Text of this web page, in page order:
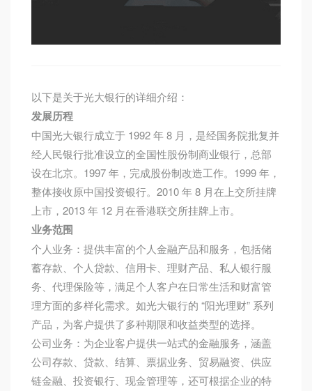
以下是关于光大银行的详细介绍：
发展历程
中国光大银行成立于 1992 年 8 月，是经国务院批复并
经人民银行批准设立的全国性股份制商业银行，总部
设在北京。1997 年，完成股份制改造工作。1999 年，
整体接收原中国投资银行。2010 年 8 月在上交所挂牌
上市，2013 年 12 月在香港联交所挂牌上市。
业务范围
个人业务：提供丰富的个人金融产品和服务，包括储
蓄存款、个人贷款、信用卡、理财产品、私人银行服
务、代理保险等，满足个人客户在日常生活和财富管
理方面的多样化需求。如光大银行的 “阳光理财” 系列
产品，为客户提供了多种期限和收益类型的选择。
公司业务：为企业客户提供一站式的金融服务，涵盖
公司存款、贷款、结算、票据业务、贸易融资、供应
链金融、投资银行、现金管理等，还可根据企业的特